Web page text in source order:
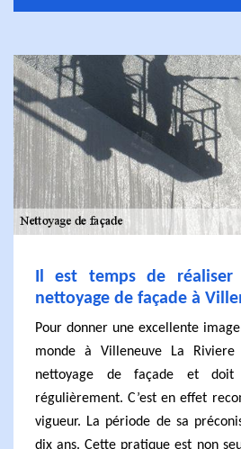
Il est temps de réaliser
nettoyage de façade à
Pour donner une excellente
monde à Villeneuve La
nettoyage de façade et
régulièrement. C’est en effet
vigueur. La période de sa
dix ans. Cette pratique est non